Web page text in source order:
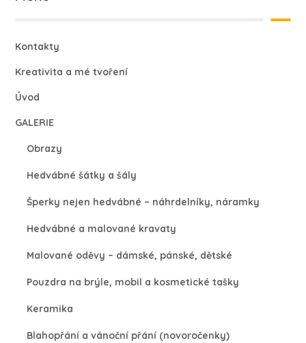
Kontakty
Kreativita a mé tvoření
Úvod
GALERIE
Obrazy
Hedvábné šátky a šály
Šperky nejen hedvábné – náhrdelníky, náramky
Hedvábné a malované kravaty
Malované oděvy – dámské, pánské, dětské
Pouzdra na brýle, mobil a kosmetické tašky
Keramika
Blahopřání a vánoční přání (novoročenky)